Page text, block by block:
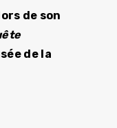
de son
de la